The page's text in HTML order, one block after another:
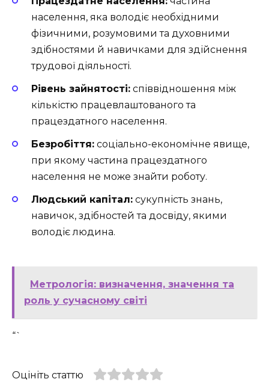
населення, яка володіє необхідними
фізичними, розумовими та духовними
здібностями й навичками для здійснення
трудової діяльності.
Рівень зайнятості: співвідношення між
кількістю працевлаштованого та
працездатного населення.
Безробіття: соціально-економічне явище,
при якому частина працездатного
населення не може знайти роботу.
Людський капітал: сукупність знань,
навичок, здібностей та досвіду, якими
володіє людина.
Метрологія: визначення, значення та
роль у сучасному світі
“`
Оцініть статтю